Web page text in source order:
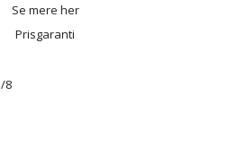
Se mere her
Prisgaranti
8